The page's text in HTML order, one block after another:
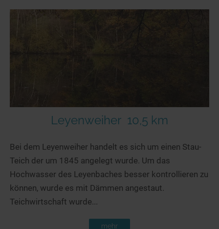
Leyenweiher 10,5 km
Bei dem Leyenweiher handelt es sich um einen Stau-
Teich der um 1845 angelegt wurde. Um das
Hochwasser des Leyenbaches besser kontrollieren zu
können, wurde es mit Dämmen angestaut.
Teichwirtschaft wurde...
mehr